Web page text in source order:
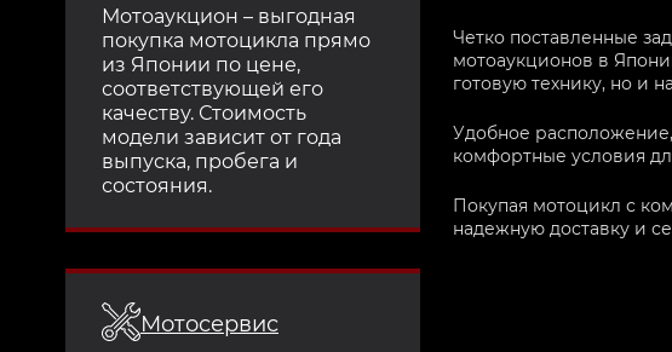
Мотоаукцион – выгодная
покупка мотоцикла прямо
из Японии по цене,
соответствующей его
качеству. Стоимость
модели зависит от года
выпуска, пробега и
состояния.
Мотосервис
Четко поставленные
мотоаукционов в
готовую технику, но и
Удобное
комфортные условия
Покупая мотоцикл с
надежную доставку и